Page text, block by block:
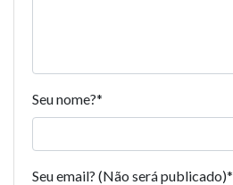
Seu nome?*
Seu email? (Não será publicado)*